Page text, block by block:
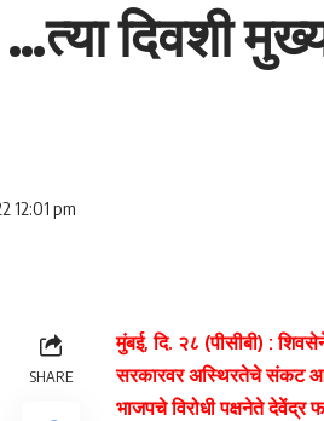
दिवशी
12:01 pm
SHARE
मुंबई, दि. २८ (पीसीबी) :
सरकारवर अस्थिरतेचे संकट आले
भाजपचे विरोधी पक्षनेते